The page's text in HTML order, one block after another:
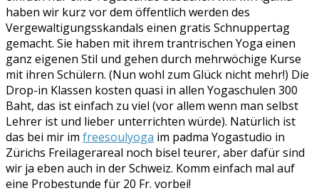
haben wir kurz vor dem öffentlich werden des
Vergewaltigungsskandals einen gratis Schnuppertag
gemacht. Sie haben mit ihrem trantrischen Yoga einen
ganz eigenen Stil und gehen durch mehrwöchige Kurse
mit ihren Schülern. (Nun wohl zum Glück nicht mehr!) Die
Drop-in Klassen kosten quasi in allen Yogaschulen 300
Baht, das ist einfach zu viel (vor allem wenn man selbst
Lehrer ist und lieber unterrichten würde). Natürlich ist
das bei mir im freesoulyoga im padma Yogastudio in
Zürichs Freilagerareal noch bisel teurer, aber dafür sind
wir ja eben auch in der Schweiz. Komm einfach mal auf
eine Probestunde für 20 Fr. vorbei!